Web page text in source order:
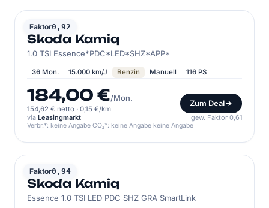
Faktor0,92
SKODA
Skoda Kamiq
1.0 TSI Essence*PDC*LED*SHZ*APP*
36 Mon. 15.000 km/J Benzin Manuell 116 PS
184,00 €/Mon.
154,62 € netto · 0,15 €/km
Zum Deal
via Leasingmarkt gew. Faktor 0,61
Verbr.*: keine Angabe CO₂*: keine Angabe keine Angabe
Faktor0,94
SKODA
Skoda Kamiq
Essence 1.0 TSI LED PDC SHZ GRA SmartLink